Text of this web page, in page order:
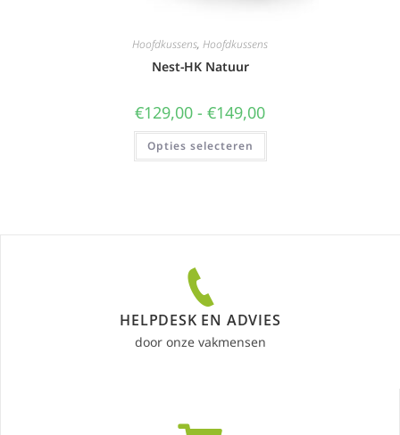
Hoofdkussens, Hoofdkussens
Nest-HK Natuur
€129,00 - €149,00
Opties selecteren
HELPDESK EN ADVIES
door onze vakmensen